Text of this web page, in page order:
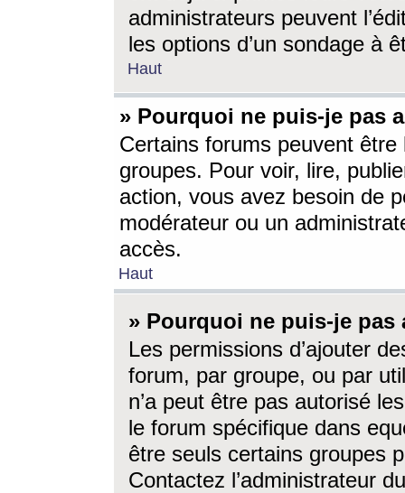
administrateurs peuvent
les options d’un sondage à
Haut
» Pourquoi ne puis-je pas
Certains forums peuvent être
groupes. Pour voir, lire,
action, vous avez besoin de
modérateur ou un
accès.
Haut
» Pourquoi ne puis-je
Les permissions d’ajouter
forum, par groupe, ou par
n’a peut être pas autorisé
le forum spécifique dans
être seuls certains groupes
Contactez l’administrateur